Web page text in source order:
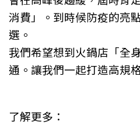
消費」。到時候防疫的亮
選。
我們希望想到火鍋店「全
通。讓我們一起打造高規
了解更多：